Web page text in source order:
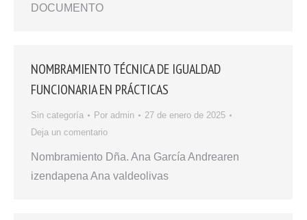
DOCUMENTO
NOMBRAMIENTO TÉCNICA DE IGUALDAD
FUNCIONARIA EN PRÁCTICAS
Sin categoría Por admin
27 de enero de 2025
Deja un comentario
Nombramiento Dña. Ana García Andrearen
izendapena Ana valdeolivas